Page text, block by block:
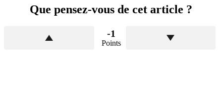
Que pensez-vous de cet article ?
-1
Points